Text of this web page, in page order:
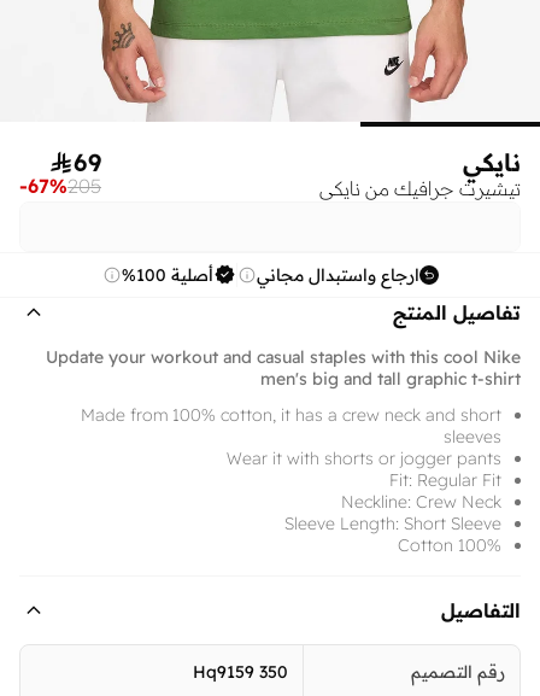
نايكي
تيشيرت جرافيك من نايكي
69
205
-67%
ارجاع واستبدال مجاني أصلية 100%
تفاصيل المنتج
Update your workout and casual staples with this cool Nike
men's big and tall graphic t-shirt
Made from 100% cotton, it has a crew neck and short
sleeves
Wear it with shorts or jogger pants
Fit: Regular Fit
Neckline: Crew Neck
Sleeve Length: Short Sleeve
100% Cotton
التفاصيل
رقم التصميم Hq9159 350